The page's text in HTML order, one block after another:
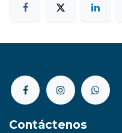
Contáctenos